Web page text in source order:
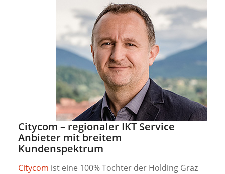
Citycom – regionaler IKT Service
Anbieter mit breitem
Kundenspektrum
Citycom ist eine 100% Tochter der Holding Graz